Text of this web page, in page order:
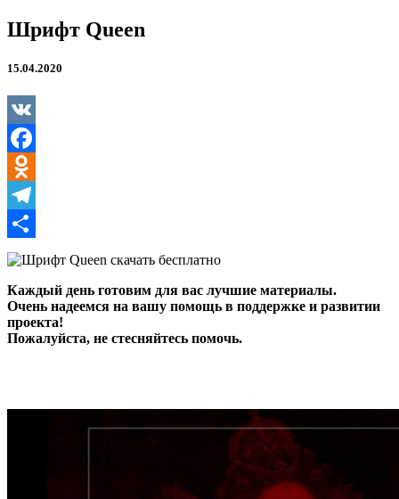
Шрифт
Queen
Шрифт Queen
15.04.2020
VK
Facebook
Odnoklassniki
Telegram
Отправить
Каждый день готовим для вас лучшие материалы.
Очень надеемся на вашу помощь в поддержке и развитии
проекта!
Пожалуйста, не стесняйтесь помочь.